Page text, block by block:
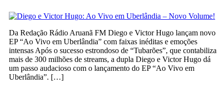
Da Redação Rádio Aruanã FM Diego e Victor Hugo lançam novo
EP “Ao Vivo em Uberlândia” com faixas inéditas e emoções
intensas Após o sucesso estrondoso de “Tubarões”, que contabiliza
mais de 300 milhões de streams, a dupla Diego e Victor Hugo dá
um passo audacioso com o lançamento do EP “Ao Vivo em
Uberlândia”. […]